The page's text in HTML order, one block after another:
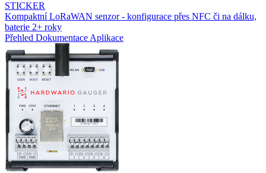
STICKER
Kompaktní LoRaWAN senzor - konfigurace přes NFC či na dálku,
baterie 2+ roky
Přehled Dokumentace Aplikace